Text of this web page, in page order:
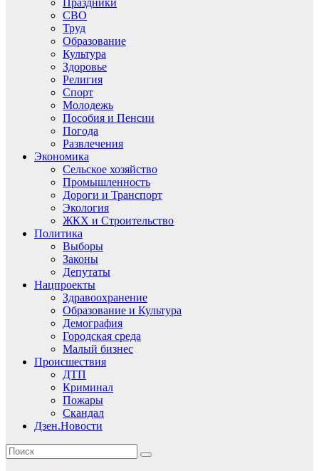
Праздники
СВО
Труд
Образование
Культура
Здоровье
Религия
Спорт
Молодежь
Пособия и Пенсии
Погода
Развлечения
Экономика
Сельское хозяйство
Промышленность
Дороги и Транспорт
Экология
ЖКХ и Строительство
Политика
Выборы
Законы
Депутаты
Нацпроекты
Здравоохранение
Образование и Культура
Демография
Городская среда
Малый бизнес
Происшествия
ДТП
Криминал
Пожары
Скандал
Дзен.Новости